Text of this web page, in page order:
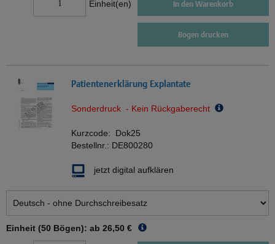
Einheit(en) In den Warenkorb
Bogen drucken
Patientenerklärung Explantate
Sonderdruck - Kein Rückgaberecht
Kurzcode: Dok25
Bestellnr.: DE800280
jetzt digital aufklären
Einheit (50 Bögen): ab 26,50 €